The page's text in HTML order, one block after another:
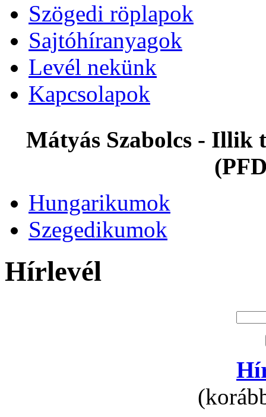
Szögedi röplapok
Sajtóhíranyagok
Levél nekünk
Kapcsolapok
Mátyás Szabolcs - Illik
Hungarikumok
Szegedikumok
Hírlevél